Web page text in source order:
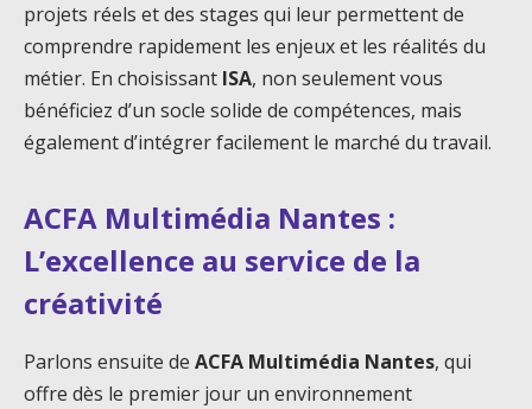
projets réels et des stages qui leur permettent de
comprendre rapidement les enjeux et les réalités du
métier. En choisissant ISA, non seulement vous
bénéficiez d’un socle solide de compétences, mais
également d’intégrer facilement le marché du travail.
ACFA Multimédia Nantes :
L’excellence au service de la
créativité
Parlons ensuite de ACFA Multimédia Nantes, qui
offre dès le premier jour un environnement